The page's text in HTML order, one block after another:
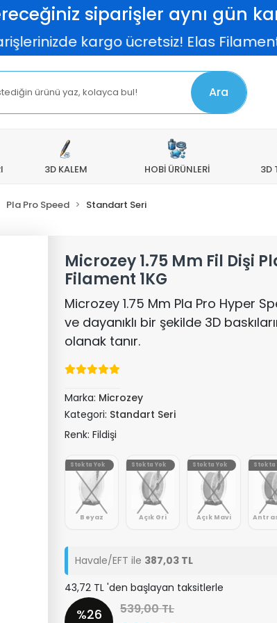
siparişler aynı gün
kargo ücretsiz! Elas
Ara
3D KALEM HOBİ ÜRÜNLERİ 3D
Pla Pro Speed Standart Seri
Microzey 1.75 Mm Fil Dişi
Filament 1KG
Microzey 1.75 Mm Pla Pro Hyper
ve dayanıklı bir şekilde 3D
olanak tanır.
Marka: Microzey
Kategori: Standart Seri
Renk: Fildişi
Beyaz
Stokta Yok
Açık Gri
Stokta Yok
Açık Mavi
Stokta Yok Stokta
Havale/EFT ile 387,03 TL
43,72 TL 'den başlayan taksitlerle
%26 539,00 TL